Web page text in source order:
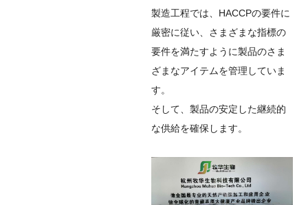
製造工程では、HACCPの要件に
厳密に従い、さまざまな指標の
要件を満たすように製品のさま
ざまなアイテムを管理していま
す。
そして、製品の安定した継続的
な供給を確保します。